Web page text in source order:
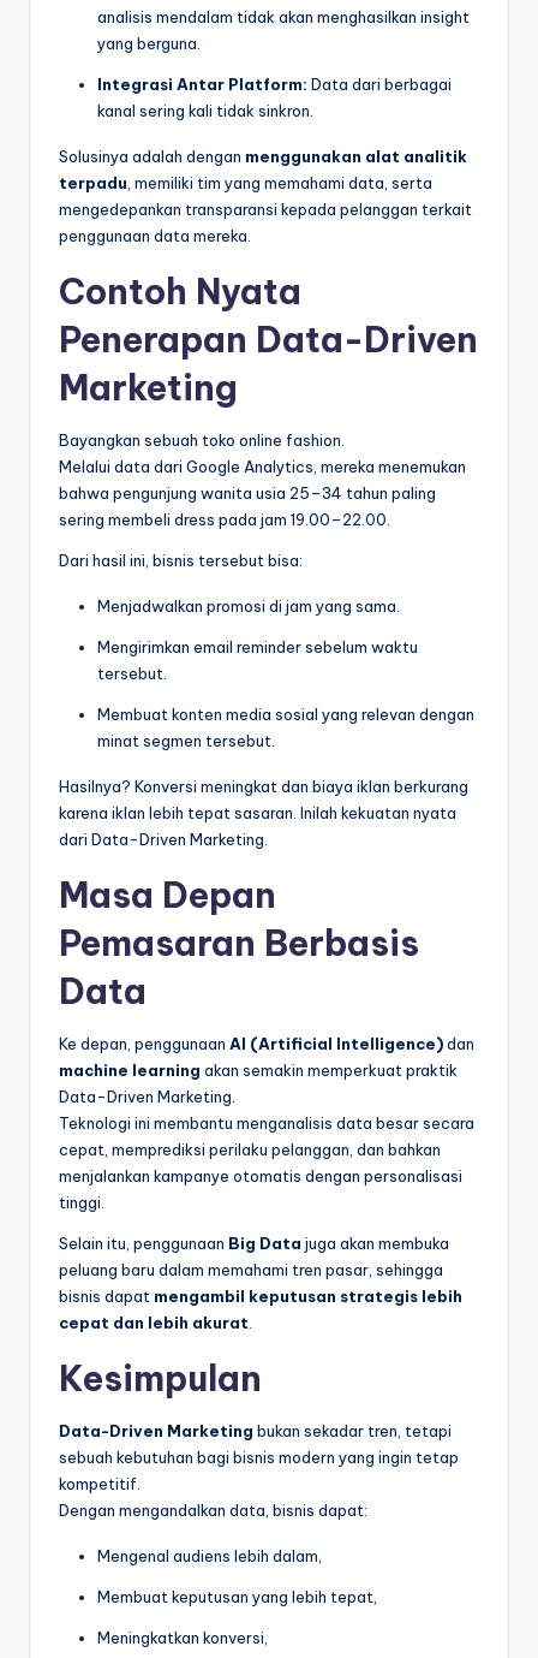
analisis mendalam tidak akan menghasilkan insight
yang berguna.
Integrasi Antar Platform: Data dari berbagai
kanal sering kali tidak sinkron.
Solusinya adalah dengan menggunakan alat analitik
terpadu , memiliki tim yang memahami data, serta
mengedepankan transparansi kepada pelanggan terkait
penggunaan data mereka.
Contoh Nyata
Penerapan Data-Driven
Marketing
Bayangkan sebuah toko online fashion.
Melalui data dari Google Analytics, mereka menemukan
bahwa pengunjung wanita usia 25–34 tahun paling
sering membeli dress pada jam 19.00–22.00.
Dari hasil ini, bisnis tersebut bisa:
Menjadwalkan promosi di jam yang sama.
Mengirimkan email reminder sebelum waktu
tersebut.
Membuat konten media sosial yang relevan dengan
minat segmen tersebut.
Hasilnya? Konversi meningkat dan biaya iklan berkurang
karena iklan lebih tepat sasaran. Inilah kekuatan nyata
dari Data-Driven Marketing.
Masa Depan
Pemasaran Berbasis
Data
Ke depan, penggunaan AI (Artificial Intelligence)dan
machine learning akan semakin memperkuat praktik
Data-Driven Marketing.
Teknologi ini membantu menganalisis data besar secara
cepat, memprediksi perilaku pelanggan, dan bahkan
menjalankan kampanye otomatis dengan personalisasi
tinggi.
Selain itu, penggunaan Big Data juga akan membuka
peluang baru dalam memahami tren pasar, sehingga
bisnis dapat mengambil keputusan strategis lebih
cepat dan lebih akurat
Kesimpulan
Data-Driven Marketing bukan sekadar tren, tetapi
sebuah kebutuhan bagi bisnis modern yang ingin tetap
kompetitif.
Dengan mengandalkan data, bisnis dapat:
Mengenal audiens lebih dalam,
Membuat keputusan yang lebih tepat,
Meningkatkan konversi,